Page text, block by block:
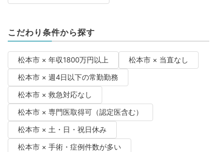
こだわり条件から探す
松本市 × 年収1800万円以上
松本市 × 当直なし
松本市 × 週4日以下の常勤勤務
松本市 × 救急対応なし
松本市 × 専門医取得可（認定医含む）
松本市 × 土・日・祝日休み
松本市 × 手術・症例件数が多い